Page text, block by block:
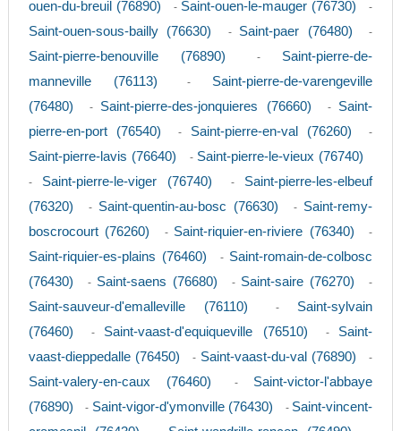
ouen-du-breuil (76890)
- Saint-ouen-le-mauger (76730) -
Saint-ouen-sous-bailly (76630) - Saint-paer (76480) -
Saint-pierre-benouville (76890) - Saint-pierre-de-
manneville (76113)
- Saint-pierre-de-varengeville
(76480)
- Saint-pierre-des-jonquieres (76660) - Saint-
pierre-en-port (76540)
- Saint-pierre-en-val (76260) -
Saint-pierre-lavis (76640) - Saint-pierre-le-vieux (76740)
- Saint-pierre-le-viger (76740) - Saint-pierre-les-elbeuf
(76320)
- Saint-quentin-au-bosc (76630) - Saint-remy-
boscrocourt (76260)
- Saint-riquier-en-riviere (76340) -
Saint-riquier-es-plains (76460) - Saint-romain-de-colbosc
(76430)
- Saint-saens (76680) - Saint-saire (76270) -
Saint-sauveur-d'emalleville (76110) - Saint-sylvain
(76460)
- Saint-vaast-d'equiqueville (76510) - Saint-
vaast-dieppedalle (76450)
- Saint-vaast-du-val (76890) -
Saint-valery-en-caux (76460) - Saint-victor-l'abbaye
(76890)
- Saint-vigor-d'ymonville (76430) - Saint-vincent-